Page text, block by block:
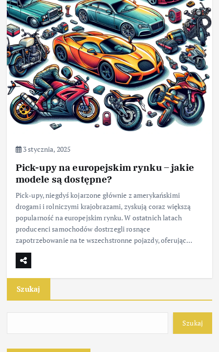
3 stycznia, 2025
Pick-upy na europejskim rynku – jakie
modele są dostępne?
Pick-upy, niegdyś kojarzone głównie z amerykańskimi
drogami i rolniczymi krajobrazami, zyskują coraz większą
popularność na europejskim rynku. W ostatnich latach
producenci samochodów dostrzegli rosnące
zapotrzebowanie na te wszechstronne pojazdy, oferując…
Szukaj
Szukaj